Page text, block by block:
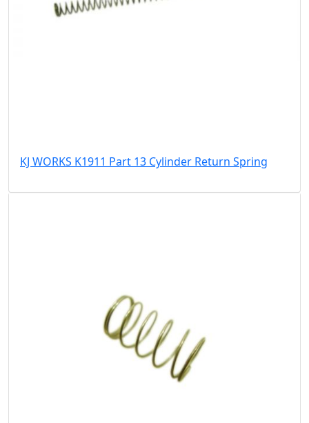
KJ WORKS K1911 Part 13 Cylinder Return Spring